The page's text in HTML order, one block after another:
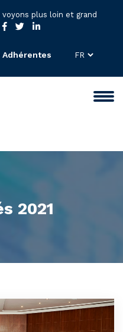
plus loin et grand
Adhérentes
2021